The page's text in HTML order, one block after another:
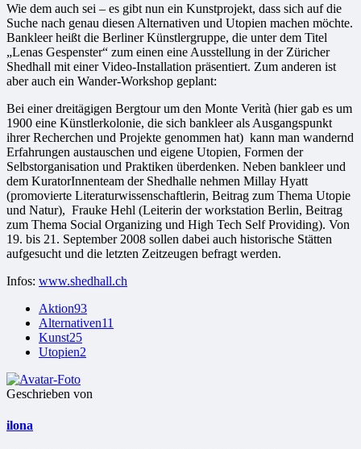
Wie dem auch sei – es gibt nun ein Kunstprojekt, dass sich auf die
Suche nach genau diesen Alternativen und Utopien machen möchte.
Bankleer heißt die Berliner Künstlergruppe, die unter dem Titel
„Lenas Gespenster“ zum einen eine Ausstellung in der Züricher
Shedhall mit einer Video-Installation präsentiert. Zum anderen ist
aber auch ein Wander-Workshop geplant:
Bei einer dreitägigen Bergtour um den Monte Verità (hier gab es um
1900 eine Künstlerkolonie, die sich bankleer als Ausgangspunkt
ihrer Recherchen und Projekte genommen hat) kann man wandernd
Erfahrungen austauschen und eigene Utopien, Formen der
Selbstorganisation und Praktiken überdenken. Neben bankleer und
dem KuratorInnenteam der Shedhalle nehmen Millay Hyatt
(promovierte Literaturwissenschaftlerin, Beitrag zum Thema Utopie
und Natur), Frauke Hehl (Leiterin der workstation Berlin, Beitrag
zum Thema Social Organizing und High Tech Self Providing). Von
19. bis 21. September 2008 sollen dabei auch historische Stätten
aufgesucht und die letzten Zeitzeugen befragt werden.
Infos: www.shedhall.ch
Aktion93
Alternativen11
Kunst25
Utopien2
Geschrieben von
ilona